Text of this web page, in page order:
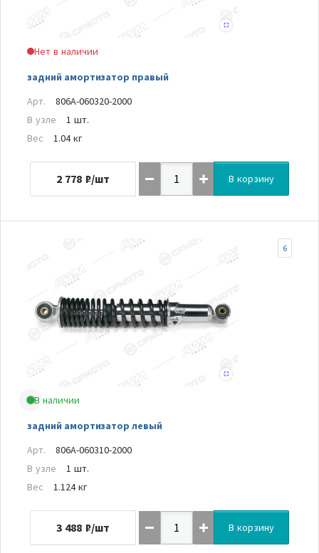
Нет в наличии
задний амортизатор правый
Арт.
806A-060320-2000
В узле
1 шт.
Вес
1.04 кг
2 778 ₽/шт В корзину
В наличии
задний амортизатор левый
6
Арт.
806A-060310-2000
В узле
1 шт.
Вес
1.124 кг
3 488 ₽/шт В корзину